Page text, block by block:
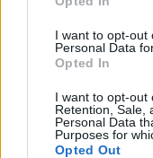
I want to opt-out
Personal Data
Opted In
I want to opt-out
Retention, Sale,
Personal Data
Purposes for
Opted Out